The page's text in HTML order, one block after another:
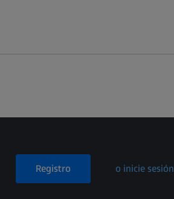
Registro o inicie sesión